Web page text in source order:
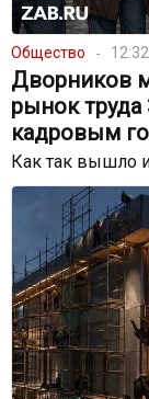
Общество
Дворников
рынок труда
кадровым
Как так вышло